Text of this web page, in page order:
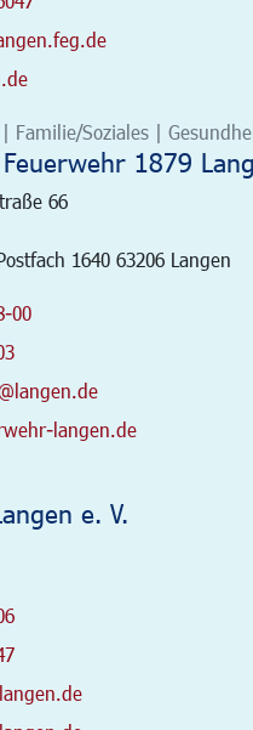
Familie/Soziales |
1879
66
1640 63206 Langen
00
langen.de
e. V.